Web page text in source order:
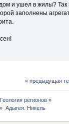
и ушел в жилы? Так
заполнены
« предыдущая
Геология регионов»
» Адыгея. Никель